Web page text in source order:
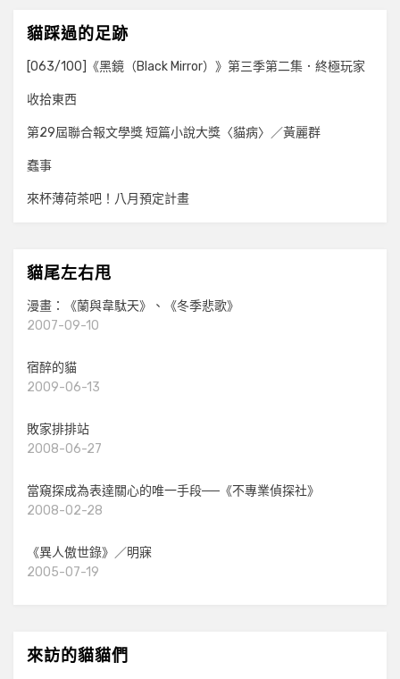
貓踩過的足跡
[063/100]《黑鏡（Black Mirror）》第三季第二集．終極玩家
收拾東西
第29屆聯合報文學獎 短篇小說大獎〈貓病〉／黃麗群
蠢事
來杯薄荷茶吧！八月預定計畫
貓尾左右甩
漫畫：《蘭與韋駄天》、《冬季悲歌》
2007-09-10
宿醉的貓
2009-06-13
敗家排排站
2008-06-27
當窺探成為表達關心的唯一手段──《不專業偵探社》
2008-02-28
《異人傲世錄》／明寐
2005-07-19
來訪的貓貓們